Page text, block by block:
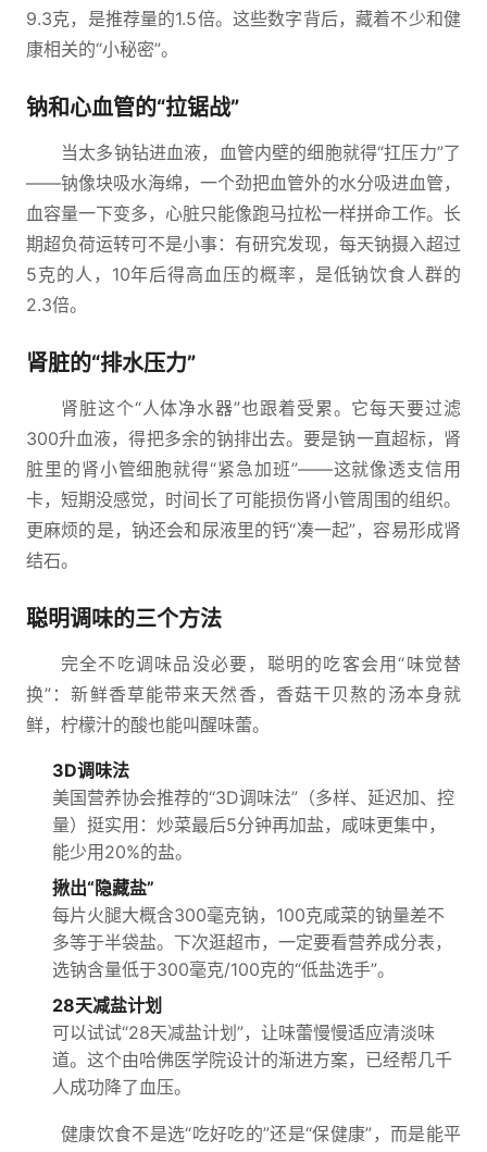
9.3克，是推荐量的1.5倍。这些数字背后，藏着不少和健
康相关的“小秘密”。
钠和心血管的“拉锯战”
当太多钠钻进血液，血管内壁的细胞就得“扛压力”了
——钠像块吸水海绵，一个劲把血管外的水分吸进血管，
血容量一下变多，心脏只能像跑马拉松一样拼命工作。长
期超负荷运转可不是小事：有研究发现，每天钠摄入超过
5克的人，10年后得高血压的概率，是低钠饮食人群的
2.3倍。
肾脏的“排水压力”
肾脏这个“人体净水器”也跟着受累。它每天要过滤
300升血液，得把多余的钠排出去。要是钠一直超标，肾
脏里的肾小管细胞就得“紧急加班”——这就像透支信用
卡，短期没感觉，时间长了可能损伤肾小管周围的组织。
更麻烦的是，钠还会和尿液里的钙“凑一起”，容易形成肾
结石。
聪明调味的三个方法
完全不吃调味品没必要，聪明的吃客会用“味觉替
换”：新鲜香草能带来天然香，香菇干贝熬的汤本身就
鲜，柠檬汁的酸也能叫醒味蕾。
3D调味法
美国营养协会推荐的“3D调味法”（多样、延迟加、控
量）挺实用：炒菜最后5分钟再加盐，咸味更集中，
能少用20%的盐。
揪出“隐藏盐”
每片火腿大概含300毫克钠，100克咸菜的钠量差不
多等于半袋盐。下次逛超市，一定要看营养成分表，
选钠含量低于300毫克/100克的“低盐选手”。
28天减盐计划
可以试试“28天减盐计划”，让味蕾慢慢适应清淡味
道。这个由哈佛医学院设计的渐进方案，已经帮几千
人成功降了血压。
健康饮食不是选“吃好吃的”还是“保健康”，而是能平